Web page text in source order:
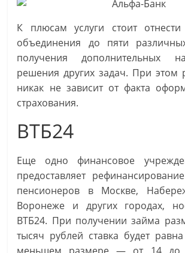
К плюсам услуги стоит
объединения до пяти
получения дополнительных
решения других задач. При этом
никак не зависит от факта
страхования.
ВТБ24
Еще одно финансовое
предоставляет
пенсионеров в Москве,
Воронеже и других городах,
ВТБ24. При получении займа
тысяч рублей ставка будет